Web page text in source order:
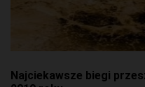
Najciekawsze biegi